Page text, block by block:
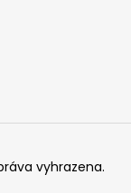
vyhrazena.